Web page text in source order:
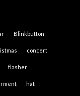
Blinkbutton
concert
flasher
hat